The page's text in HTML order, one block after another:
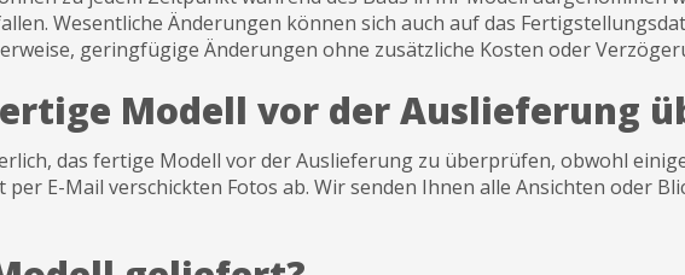
Wesentliche Änderungen können sich auch auf das
geringfügige Änderungen ohne zusätzliche Kosten oder
Modell vor der Auslieferung
das fertige Modell vor der Auslieferung zu überprüfen, obwohl
per E-Mail verschickten Fotos ab. Wir senden Ihnen alle Ansichten oder